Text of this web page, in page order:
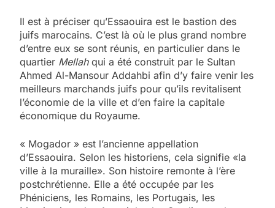
Il est à préciser qu’Essaouira est le bastion des
juifs marocains. C’est là où le plus grand nombre
d’entre eux se sont réunis, en particulier dans le
quartier Mellahqui a été construit par le Sultan
Ahmed Al-Mansour Addahbi afin d’y faire venir les
meilleurs marchands juifs pour qu’ils revitalisent
l’économie de la ville et d’en faire la capitale
économique du Royaume.
« Mogador » est l’ancienne appellation
d’Essaouira. Selon les historiens, cela signifie «la
ville à la muraille». Son histoire remonte à l’ère
postchrétienne. Elle a été occupée par les
Phéniciens, les Romains, les Portugais, les